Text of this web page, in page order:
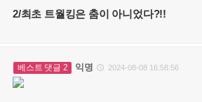
2/최초 트월킹은 춤이 아니었다?!!
베스트 댓글 2 익명  2024-08-08 16:58:56